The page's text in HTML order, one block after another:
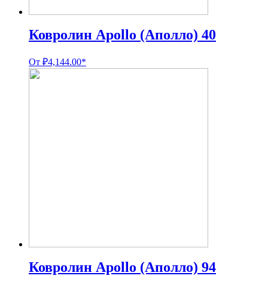
Ковролин Apollo (Аполло) 40
От ₽4,144.00*
Ковролин Apollo (Аполло) 94